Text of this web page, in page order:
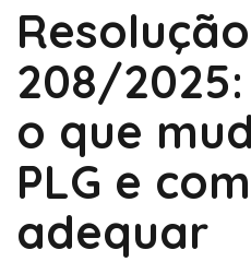
208/
o que
PLG e
adequar